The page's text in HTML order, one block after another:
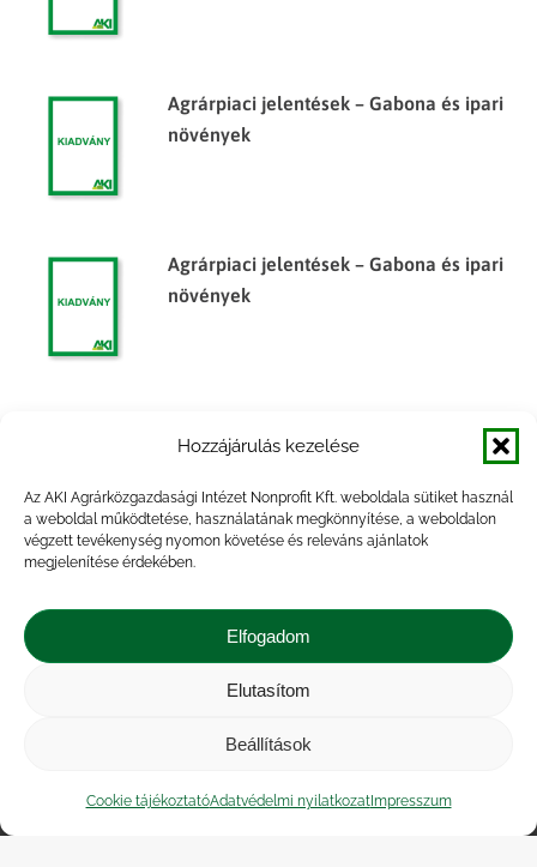
Hozzájárulás kezelése
Az AKI Agrárközgazdasági Intézet Nonprofit Kft. weboldala sütiket használ
a weboldal működtetése, használatának megkönnyítése, a weboldalon
végzett tevékenység nyomon követése és releváns ajánlatok
megjelenítése érdekében.
Elfogadom
Elutasítom
Beállítások
Cookie tájékoztatóAdatvédelmi nyilatkozatImpresszum
Agrárpiaci jelentések – Gabona és ipari
növények
Agrárpiaci jelentések – Gabona és ipari
növények
Agrárpiaci jelentések – Gabona és ipari
növények
Közérdekű adatok
| Adatvédelmi nyilatkozat
|